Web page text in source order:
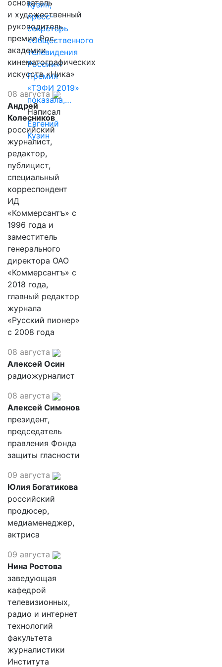
Кузин,
пресс-
секретарь
«Общественного
телевидения
России»:
Премия
«ТЭФИ 2019»
показала,…
Написал
Евгений
Кузин
основатель
и художественный
руководитель
премии Рос.
академии
кинематографических
искусств «Ника»
08 августа
Андрей
Колесников
российский
журналист,
редактор,
публицист,
специальный
корреспондент
ИД
«Коммерсантъ» с
1996 года и
заместитель
генерального
директора ОАО
«Коммерсантъ» с
2018 года,
главный редактор
журнала
«Русский пионер»
с 2008 года
08 августа
Алексей Осин
радиожурналист
08 августа
Алексей Симонов
президент,
председатель
правления Фонда
защиты гласности
09 августа
Юлия Богатикова
российский
продюсер,
медиаменеджер,
актриса
09 августа
Нина Ростова
заведующая
кафедрой
телевизионных,
радио и интернет
технологий
факультета
журналистики
Института